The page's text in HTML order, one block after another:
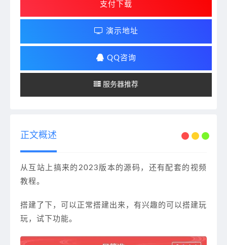
支付下载
演示地址
QQ咨询
服务器推荐
正文概述
从互站上搞来的2023版本的源码，还有配套的视频
教程。
搭建了下，可以正常搭建出来，有兴趣的可以搭建玩
玩，试下功能。